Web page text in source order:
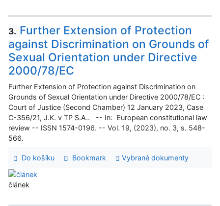
3. Further Extension of Protection
against Discrimination on Grounds of
Sexual Orientation under Directive
2000/78/EC
Further Extension of Protection against Discrimination on
Grounds of Sexual Orientation under Directive 2000/78/EC :
Court of Justice (Second Chamber) 12 January 2023, Case
C-356/21, J.K. v TP S.A.. -- In: European constitutional law
review -- ISSN 1574-0196. -- Vol. 19, (2023), no. 3, s. 548-
566.
Do košíku Bookmark Vybrané dokumenty
článek